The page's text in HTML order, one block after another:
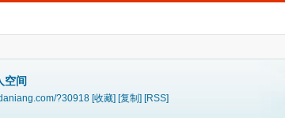
空间
?30918 [收藏] [复制] [RSS]